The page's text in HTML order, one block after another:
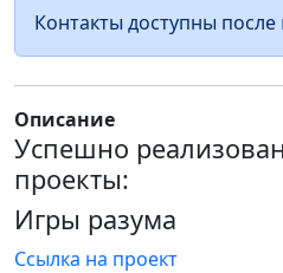
Контакты доступны после
Описание
Успешно
проекты:
Игры разума
Ссылка на проект